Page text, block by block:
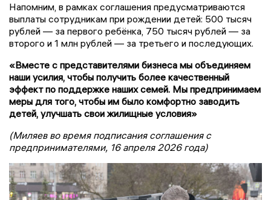
Напомним, в рамках соглашения предусматриваются
выплаты сотрудникам при рождении детей: 500 тысяч
рублей — за первого ребёнка, 750 тысяч рублей — за
второго и 1 млн рублей — за третьего и последующих.
«Вместе с представителями бизнеса мы объединяем
наши усилия, чтобы получить более качественный
эффект по поддержке наших семей. Мы предпринимаем
меры для того, чтобы им было комфортно заводить
детей, улучшать свои жилищные условия»
(Миляев во время подписания соглашения с
предпринимателями, 16 апреля 2026 года)